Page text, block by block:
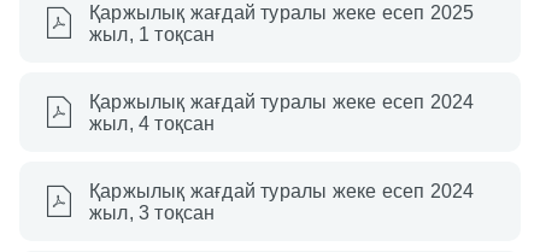
Қаржылық жағдай туралы жеке есеп 2025
жыл, 1 тоқсан
Қаржылық жағдай туралы жеке есеп 2024
жыл, 4 тоқсан
Қаржылық жағдай туралы жеке есеп 2024
жыл, 3 тоқсан